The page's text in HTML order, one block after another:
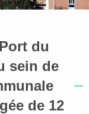
du
sein de
de 12